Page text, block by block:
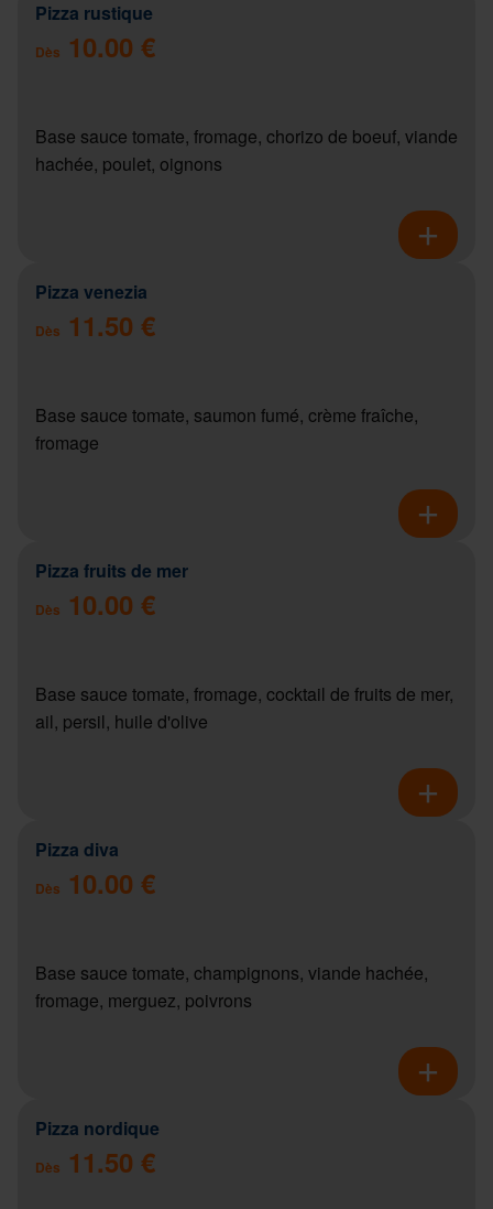
Pizza rustique
Dès 10.00 €
Base sauce tomate, fromage, chorizo de boeuf, viande
hachée, poulet, oignons
Pizza venezia
Dès 11.50 €
Base sauce tomate, saumon fumé, crème fraîche,
fromage
Pizza fruits de mer
Dès 10.00 €
Base sauce tomate, fromage, cocktail de fruits de mer,
ail, persil, huile d'olive
Pizza diva
Dès 10.00 €
Base sauce tomate, champignons, viande hachée,
fromage, merguez, poivrons
Pizza nordique
Dès 11.50 €